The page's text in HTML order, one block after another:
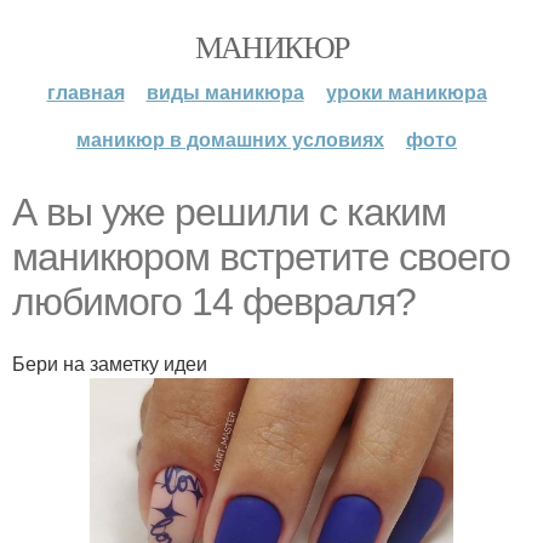
МАНИКЮР
главная виды маникюра
уроки маникюра
маникюр в домашних условиях
фото
А вы уже решили с каким
маникюром встретите своего
любимого 14 февраля?
Бери на заметку идеи